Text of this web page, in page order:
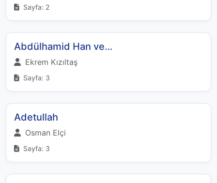
Sayfa: 2
Abdülhamid Han ve…
Ekrem Kızıltaş
Sayfa: 3
Adetullah
Osman Elçi
Sayfa: 3